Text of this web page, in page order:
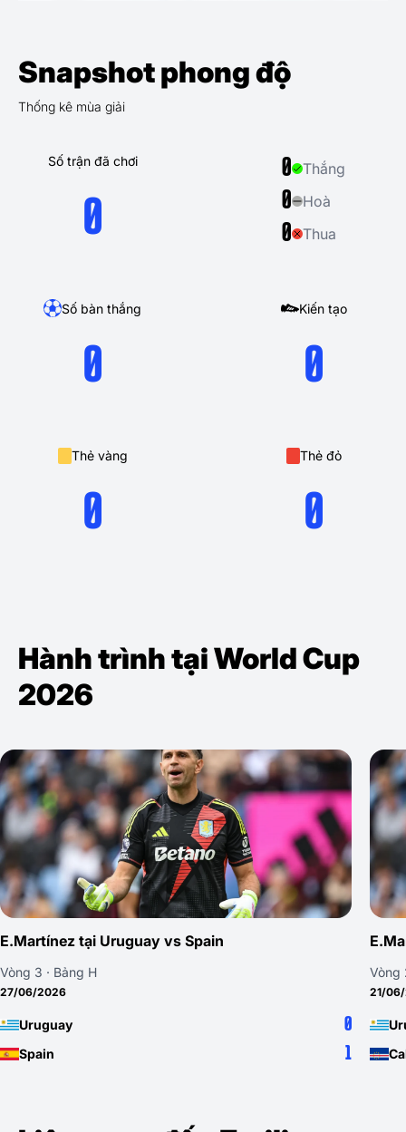
Snapshot phong độ
Thống kê mùa giải
Số trận đã chơi
0
Số bàn thắng
0
Kiến tạo
0
Thẻ vàng
0
Thẻ đỏ
0
0 Thắng
0 Hoà
0 Thua
Hành trình tại World Cup
2026
E.Martínez tại Uruguay vs Spain
Vòng 3 · Bảng H
27/06/2026
Uruguay 0
Spain 1
Vòng
21/